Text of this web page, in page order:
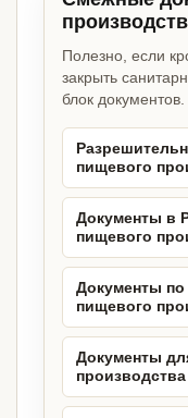
Полезно, если
закрыть
блок документов.
пищевого
Документы в
пищевого
Документы по
пищевого
Документы
производства